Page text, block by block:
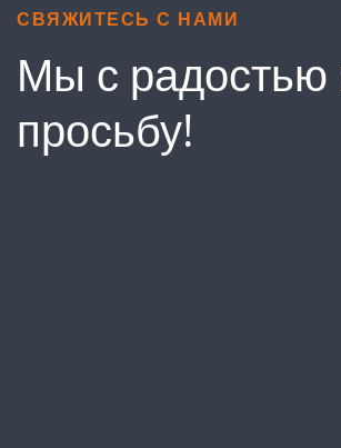
СВЯЖИТЕСЬ С НАМИ
Мы с
просьбу!